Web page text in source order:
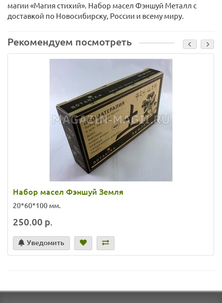
магии «Магия стихий». Набор масел Фэншуй Металл с
доставкой по Новосибирску, России и всему миру.
Рекомендуем посмотреть
Набор масел Фэншуй Земля
20*60*100 мм.
250.00 р.
Уведомить